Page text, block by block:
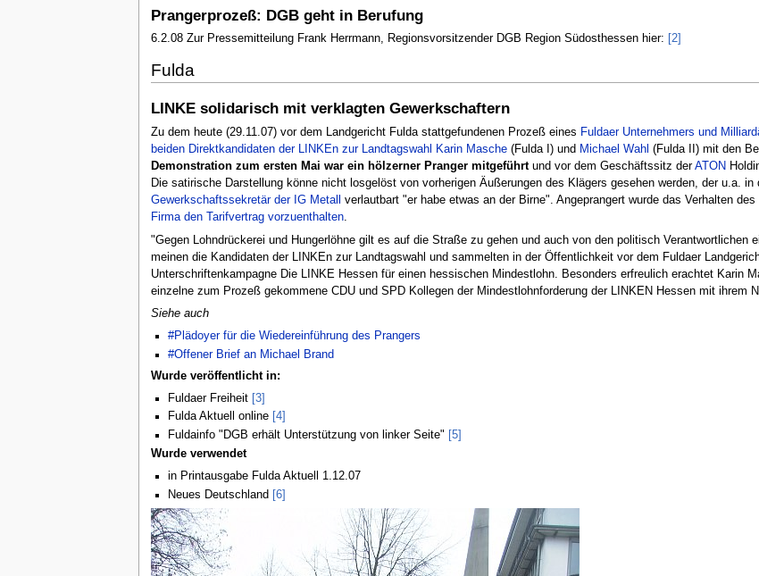
Prangerprozeß: DGB geht in Berufung
6.2.08 Zur Pressemitteilung Frank Herrmann, Regionsvorsitzender DGB Region Südosthessen hier: [2]
Fulda
LINKE solidarisch mit verklagten Gewerkschaftern
Zu dem heute (29.11.07) vor dem Landgericht Fulda stattgefundenen Prozeß eines Fuldaer Unternehmers und
beiden Direktkandidaten der LINKEn zur Landtagswahl
Karin Masche(Fulda I) und Michael Wahl (Fulda II) mit den
Demonstration zum ersten Mai war ein hölzerner Pranger mitgeführtund vor dem Geschäftssitz derATON
Die satirische Darstellung könne nicht losgelöst von vorherigen Äußerungen des Klägers gesehen werden, der u.a.
Gewerkschaftssekretär der IG Metall
verlautbart "er habe etwas an der Birne". Angeprangert wurde das Verhalten
Firma den Tarifvertrag vorzuenthalten.
"Gegen Lohndrückerei und Hungerlöhne gilt es auf die Straße zu gehen und auch von den politisch Verantwortlichen
meinen die Kandidaten der LINKEn zur Landtagswahl und sammelten in der Öffentlichkeit vor dem Fuldaer
Unterschriftenkampagne Die LINKE Hessen für einen hessischen Mindestlohn. Besonders erfreulich erachtet Karin
einzelne zum Prozeß gekommene CDU und SPD Kollegen der Mindestlohnforderung der LINKEN Hessen mit ihrem
Siehe auch
#Plädoyer für die Wiedereinführung des Prangers
#Offener Brief an Michael Brand
Wurde veröffentlicht in:
Fuldaer Freiheit [3]
Fulda Aktuell online [4]
Fuldainfo "DGB erhält Unterstützung von linker Seite" [5]
Wurde verwendet
in Printausgabe Fulda Aktuell 1.12.07
Neues Deutschland [6]